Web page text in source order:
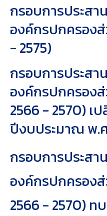
กรอบการประส
องค์กรปกครอง
- 2575)
กรอบการประส
องค์กรปกครอง
2566 - 2570) เ
ปีงบประมาณ พ.
กรอบการประส
องค์กรปกครอง
2566 - 2570) ท